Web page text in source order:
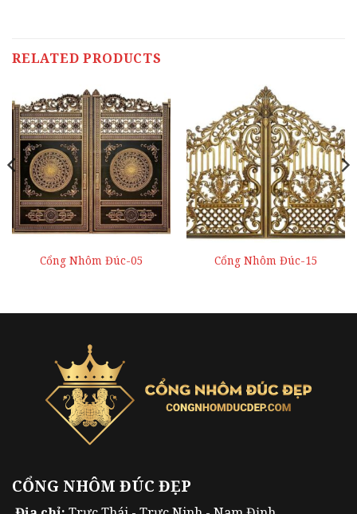
RELATED PRODUCTS
Cổng Nhôm Đúc-05 Cổng Nhôm Đúc-15
CỔNG NHÔM ĐÚC ĐẸP